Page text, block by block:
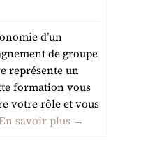
d’un
de groupe
représente un
formation vous
votre rôle et vous
savoir plus →